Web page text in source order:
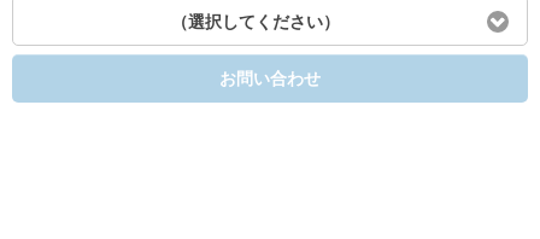
（選択してください）
お問い合わせ